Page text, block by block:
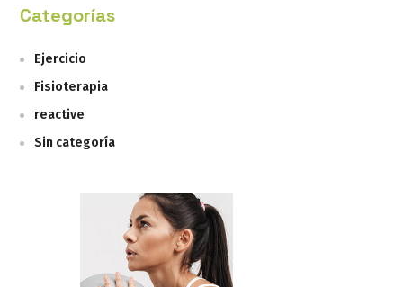
Categorías
Ejercicio
Fisioterapia
reactive
Sin categoría